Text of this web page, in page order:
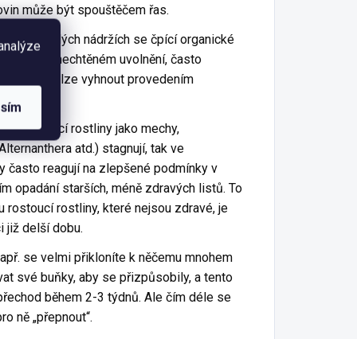
může být spouštěčem řas.
Ve vyzrálých nádržích se čpící organické
Při nechtěném uvolnění, často
Tomu se lze vyhnout provedením
rostoucí rostliny jako mechy,
atd.) stagnují, tak ve
často reagují na zlepšené podmínky v
opadání starších, méně zdravých listů. To
rostoucí rostliny, které nejsou zdravé, je
již delší dobu.
se velmi přikloníte k něčemu mnohem
své buňky, aby se přizpůsobily, a tento
během 2-3 týdnů. Ale čím déle se
ně „přepnout“.